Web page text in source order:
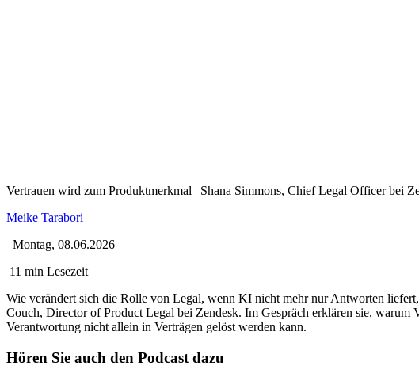
Vertrauen wird zum Produktmerkmal | Shana Simmons, Chief Legal Officer bei
Meike Tarabori
Montag, 08.06.2026
11 min Lesezeit
Wie verändert sich die Rolle von Legal, wenn KI nicht mehr nur Antworten
Couch, Director of Product Legal bei Zendesk. Im Gespräch erklären sie,
Verantwortung nicht allein in Verträgen gelöst werden kann.
Hören Sie auch den Podcast dazu